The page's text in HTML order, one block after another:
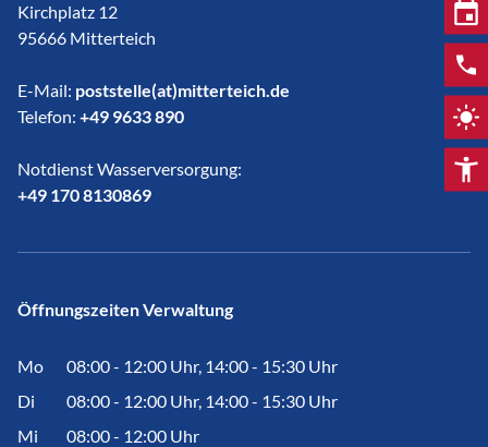
Kirchplatz 12
95666 Mitterteich
E-Mail: poststelle(at)mitterteich.de
Telefon: +49 9633 890
Notdienst Wasserversorgung:
​​​​​​​+49 170 8130869
Öffnungszeiten Verwaltung
Mo
08:00 - 12:00 Uhr, 14:00 - 15:30 Uhr
Di
08:00 - 12:00 Uhr, 14:00 - 15:30 Uhr
Mi
08:00 - 12:00 Uhr